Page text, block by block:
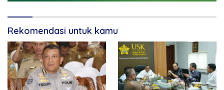
Rekomendasi untuk kamu